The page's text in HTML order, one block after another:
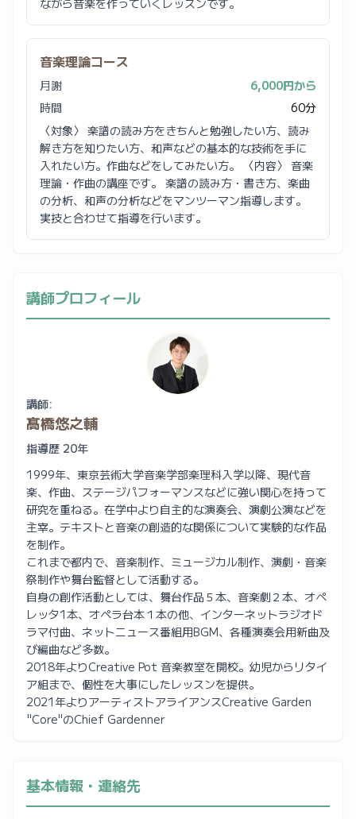
ながら音楽を作っていくレッスンです。
音楽理論コース
月謝
6,000円から
時間
60分
〈対象〉 楽譜の読み方をきちんと勉強したい方、読み
解き方を知りたい方、和声などの基本的な技術を手に
入れたい方。作曲などをしてみたい方。 〈内容〉 音楽
理論・作曲の講座です。 楽譜の読み方・書き方、楽曲
の分析、和声の分析などをマンツーマン指導します。
実技と合わせて指導を行います。
講師プロフィール
講師:
髙橋悠之輔
指導歴 20年
1999年、東京芸術大学音楽学部楽理科入学以降、現代音
楽、作曲、ステージパフォーマンスなどに強い関心を持って
研究を重ねる。在学中より自主的な演奏会、演劇公演などを
主宰。テキストと音楽の創造的な関係について実験的な作品
を制作。
これまで都内で、音楽制作、ミュージカル制作、演劇・音楽
祭制作や舞台監督として活動する。
自身の創作活動としては、舞台作品５本、音楽劇２本、オペ
レッタ1本、オペラ台本１本の他、インターネットラジオド
ラマ付曲、ネットニュース番組用BGM、各種演奏会用新曲及
び編曲など多数。
2018年よりCreative Pot 音楽教室を開校。幼児からリタイ
ア組まで、個性を大事にしたレッスンを提供。
2021年よりアーティストアライアンスCreative Garden
"Core"のChief Gardenner
基本情報・連絡先